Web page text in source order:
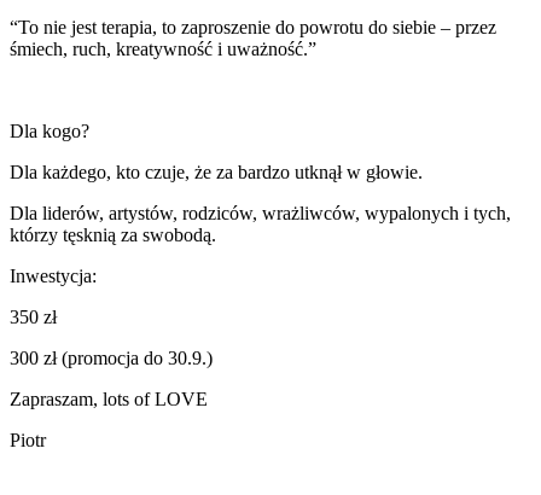
“To nie jest terapia, to zaproszenie do powrotu do siebie – przez
śmiech, ruch, kreatywność i uważność.”
Dla kogo?
Dla każdego, kto czuje, że za bardzo utknął w głowie.
Dla liderów, artystów, rodziców, wrażliwców, wypalonych i tych,
którzy tęsknią za swobodą.
Inwestycja:
350 zł
300 zł (promocja do 30.9.)
Zapraszam, lots of LOVE
Piotr